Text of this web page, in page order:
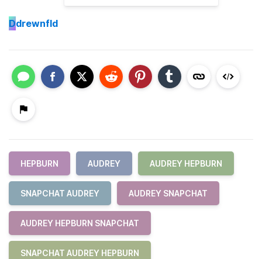
Ddrewnfld
HEPBURN AUDREY AUDREY HEPBURN
SNAPCHAT AUDREY AUDREY SNAPCHAT
AUDREY HEPBURN SNAPCHAT
SNAPCHAT AUDREY HEPBURN